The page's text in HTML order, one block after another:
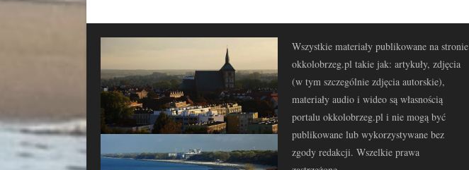
Wszystkie materiały publikowane na stronie
okkolobrzeg.pl takie jak: artykuły, zdjęcia
(w tym szczególnie zdjęcia autorskie),
materiały audio i wideo są własnością
portalu okkolobrzeg.pl i nie mogą być
publikowane lub wykorzystywane bez
zgody redakcji. Wszelkie prawa